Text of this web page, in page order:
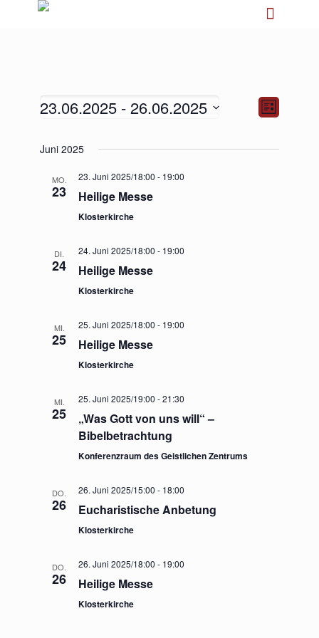
Ansichten-
Navigation
Ansichten-
Liste
23.06.2025 - 26.06.2025
wählen.
Juni 2025
MO.
23
23. Juni 2025/18:00 - 19:00
Heilige Messe
Klosterkirche
DI.
24
24. Juni 2025/18:00 - 19:00
Heilige Messe
Klosterkirche
MI.
25
25. Juni 2025/18:00 - 19:00
Heilige Messe
Klosterkirche
MI.
25
25. Juni 2025/19:00 -21:30
„Was Gott von uns will“ –
Bibelbetrachtung
Konferenzraum des Geistlichen Zentrums
DO.
26
26. Juni 2025/15:00 - 18:00
Eucharistische Anbetung
Klosterkirche
DO.
26
26. Juni 2025/18:00 - 19:00
Heilige Messe
Klosterkirche